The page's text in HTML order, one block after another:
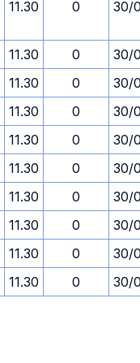
11.30 0 30/
11.30 0
30/
11.30 0
30/
11.30 0
30/
11.30 0
30/
11.30 0
30/
11.30 0
30/
11.30 0
30/
11.30 0
30/
11.30 0 30/